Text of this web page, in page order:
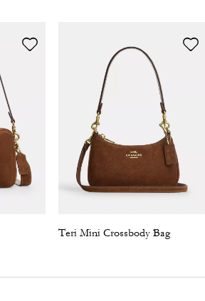
Teri Mini Crossbody Bag